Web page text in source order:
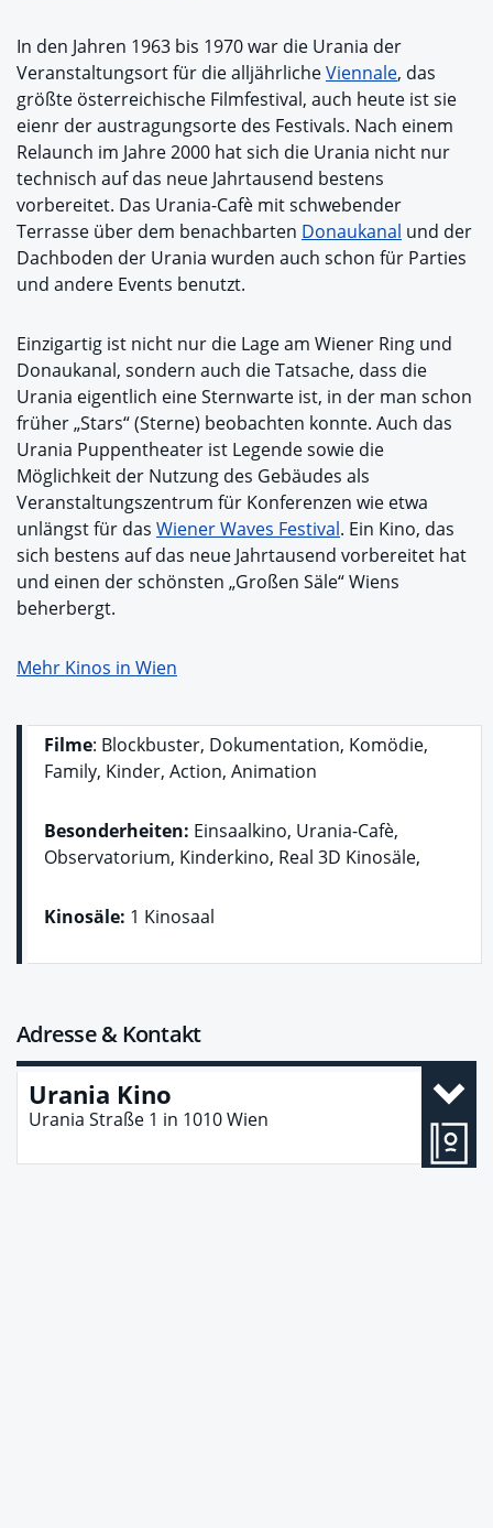
In den Jahren 1963 bis 1970 war die Urania der
Veranstaltungsort für die alljährlicheViennale, das
größte österreichische Filmfestival, auch heute ist sie
eienr der austragungsorte des Festivals. Nach einem
Relaunch im Jahre 2000 hat sich die Urania nicht nur
technisch auf das neue Jahrtausend bestens
vorbereitet. Das Urania-Cafè mit schwebender
Terrasse über dem benachbarten Donaukanal und der
Dachboden der Urania wurden auch schon für Parties
und andere Events benutzt.
Einzigartig ist nicht nur die Lage am Wiener Ring und
Donaukanal, sondern auch die Tatsache, dass die
Urania eigentlich eine Sternwarte ist, in der man schon
früher „Stars“ (Sterne) beobachten konnte. Auch das
Urania Puppentheater ist Legende sowie die
Möglichkeit der Nutzung des Gebäudes als
Veranstaltungszentrum für Konferenzen wie etwa
unlängst für das Wiener Waves Festival. Ein Kino, das
sich bestens auf das neue Jahrtausend vorbereitet hat
und einen der schönsten „Großen Säle“ Wiens
beherbergt.
Mehr Kinos in Wien
Filme: Blockbuster, Dokumentation, Komödie,
Family, Kinder, Action, Animation
Besonderheiten: Einsaalkino, Urania-Cafè,
Observatorium, Kinderkino, Real 3D Kinosäle,
Kinosäle: 1 Kinosaal
Adresse & Kontakt
Urania Kino
Urania Straße 1 in 1010Wien